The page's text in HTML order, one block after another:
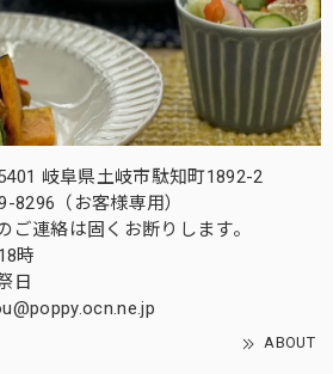
岐阜県土岐市駄知町1892-2
8296（お客様専用）
ご連絡は固くお断りします。
時
日
ABOUT